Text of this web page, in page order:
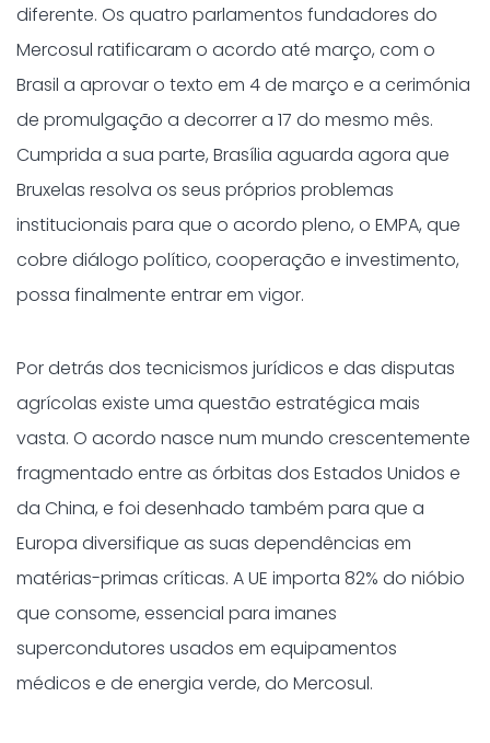
diferente. Os quatro parlamentos fundadores do
Mercosul ratificaram o acordo até março, com o
Brasil a aprovar o texto em 4 de março e a cerimónia
de promulgação a decorrer a 17 do mesmo mês.
Cumprida a sua parte, Brasília aguarda agora que
Bruxelas resolva os seus próprios problemas
institucionais para que o acordo pleno, o EMPA, que
cobre diálogo político, cooperação e investimento,
possa finalmente entrar em vigor.
Por detrás dos tecnicismos jurídicos e das disputas
agrícolas existe uma questão estratégica mais
vasta. O acordo nasce num mundo crescentemente
fragmentado entre as órbitas dos Estados Unidos e
da China, e foi desenhado também para que a
Europa diversifique as suas dependências em
matérias-primas críticas. A UE importa 82% do nióbio
que consome, essencial para imanes
supercondutores usados em equipamentos
médicos e de energia verde, do Mercosul.